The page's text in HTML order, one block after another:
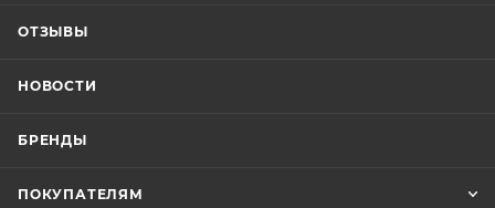
ОТЗЫВЫ
НОВОСТИ
БРЕНДЫ
ПОКУПАТЕЛЯМ